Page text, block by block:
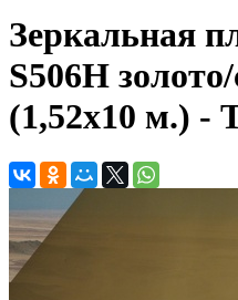
Зеркальная
S506H
(1,52х10 м.) -